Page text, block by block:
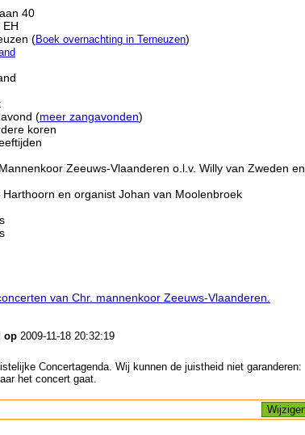
40
EH
(Boek overnachting in Terneuzen)
(meer zangavonden)
koren
Zeeuws-Vlaanderen o.l.v. Willy van Zweden en
en organist Johan van Moolenbroek
van Chr. mannenkoor Zeeuws-Vlaanderen.
op 2009-11-18 20:32:19
Concertagenda. Wij kunnen de juistheid niet garanderen:
het concert gaat.